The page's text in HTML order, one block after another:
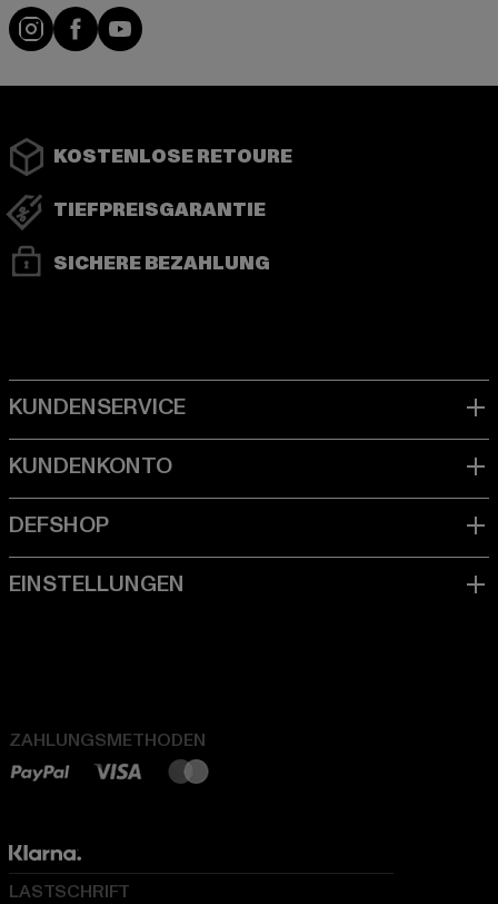
Instagram
FacebookYouTube
KOSTENLOSE RETOURE
TIEFPREISGARANTIE
SICHERE BEZAHLUNG
ZAHLUNGSMETHODEN
LASTSCHRIFT